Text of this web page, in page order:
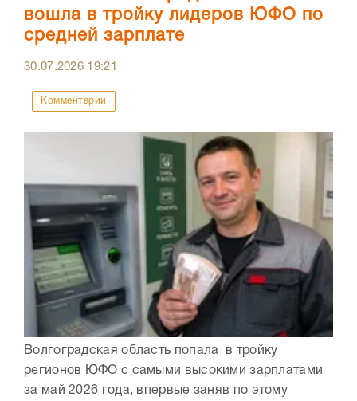
вошла в тройку лидеров ЮФО по
средней зарплате
30.07.2026 19:21
Комментарии
Волгоградская область попала в тройку
регионов ЮФО с самыми высокими зарплатами
за май 2026 года, впервые заняв по этому